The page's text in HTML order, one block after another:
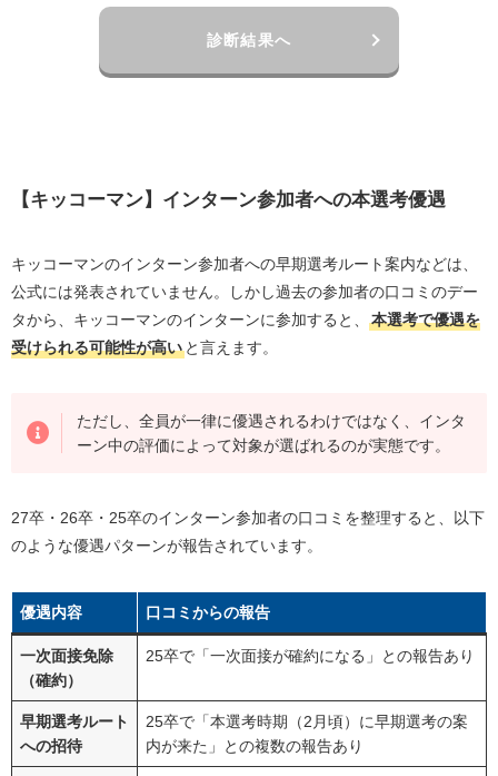
診断結果へ
【キッコーマン】インターン参加者への本選考優遇
キッコーマンのインターン参加者への早期選考ルート案内などは、
公式には発表されていません。しかし過去の参加者の口コミのデー
タから、キッコーマンのインターンに参加すると、
本選考で優遇を
受けられる可能性が高いと言えます。
ただし、全員が一律に優遇されるわけではなく、インタ
ーン中の評価によって対象が選ばれるのが実態です。
27卒・26卒・25卒のインターン参加者の口コミを整理すると、以下
のような優遇パターンが報告されています。
優遇内容 口コミからの報告
一次面接免除
（確約）
25卒で「一次面接が確約になる」との報告あり
早期選考ルート
への招待
25卒で「本選考時期（2月頃）に早期選考の案
内が来た」との複数の報告あり